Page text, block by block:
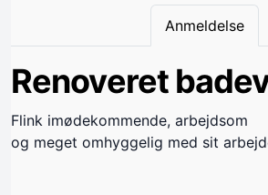
Anmeldelse
Renoveret
Flink imødekommende, arbejdsom
og meget omhyggelig med sit